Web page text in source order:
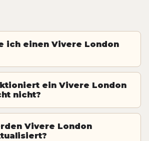
ich einen Vivere London
ein Vivere London
nicht?
Vivere London